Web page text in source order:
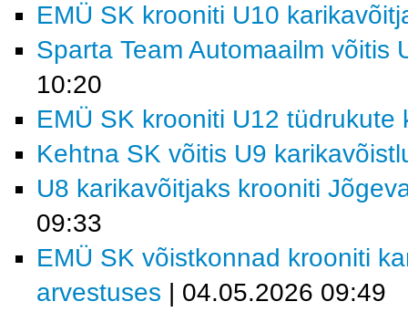
EMÜ SK krooniti U10
Sparta Team Automaailm võitis
10:20
EMÜ SK krooniti U12 tüdrukute
Kehtna SK võitis U9
U8 karikavõitjaks krooniti
09:33
EMÜ SK võistkonnad krooniti
arvestuses | 04.05.2026 09:49